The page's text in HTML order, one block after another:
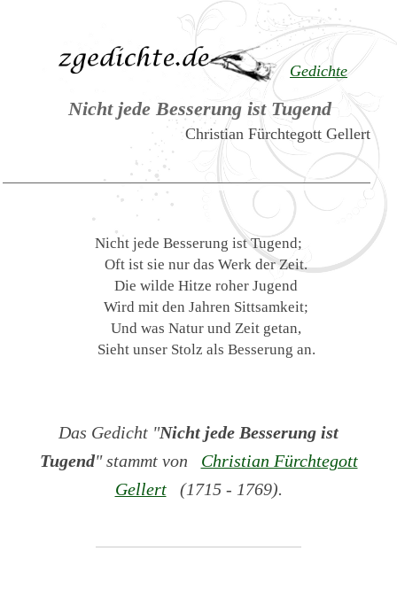
Gedichte
Nicht jede Besserung ist Tugend
Christian Fürchtegott Gellert
Nicht jede Besserung ist Tugend;
Oft ist sie nur das Werk der Zeit.
Die wilde Hitze roher Jugend
Wird mit den Jahren Sittsamkeit;
Und was Natur und Zeit getan,
Sieht unser Stolz als Besserung an.
Das Gedicht "Nicht jede Besserung ist
Tugend" stammt von
Christian Fürchtegott
Gellert(1715 - 1769).